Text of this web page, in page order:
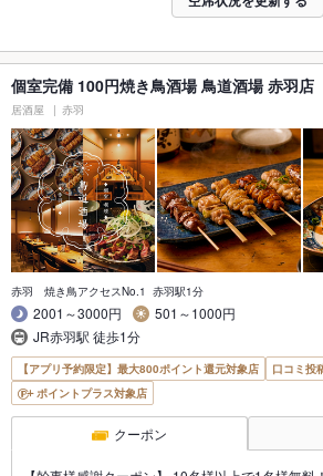
個室完備 100円焼き鳥酒場 鳥道酒場 赤羽店
居酒屋 赤羽
赤羽 焼き鳥アクセスNo.1 赤羽駅1分
2001～3000円
501～1000円
JR赤羽駅 徒歩1分
【アプリ予約限定】最大800ポイント還元対象店
口コミ投
ポイントプラス対象店
クーポン